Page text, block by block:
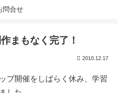
問合せ
まもなく完了！
2010.12.17
プ開催をしばらく休み、学習